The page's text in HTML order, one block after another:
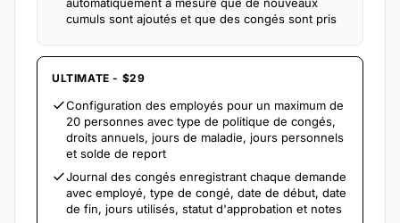
cumuls sont ajoutés et que des congés sont pris
ULTIMATE - $29
Configuration des employés pour un maximum de
20 personnes avec type de politique de congés,
droits annuels, jours de maladie, jours personnels
et solde de report
Journal des congés enregistrant chaque demande
avec employé, type de congé, date de début, date
de fin, jours utilisés, statut d'approbation et notes